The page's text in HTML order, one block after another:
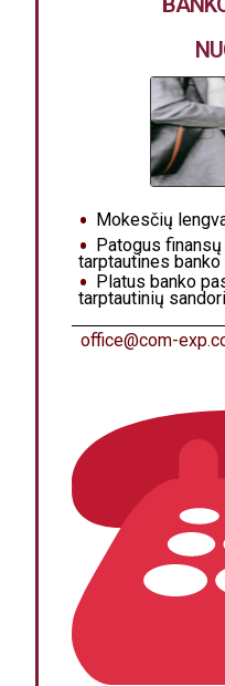
Mokesčių
Patogus
tarptautines
Platus banko
tarptautinių
office@com-